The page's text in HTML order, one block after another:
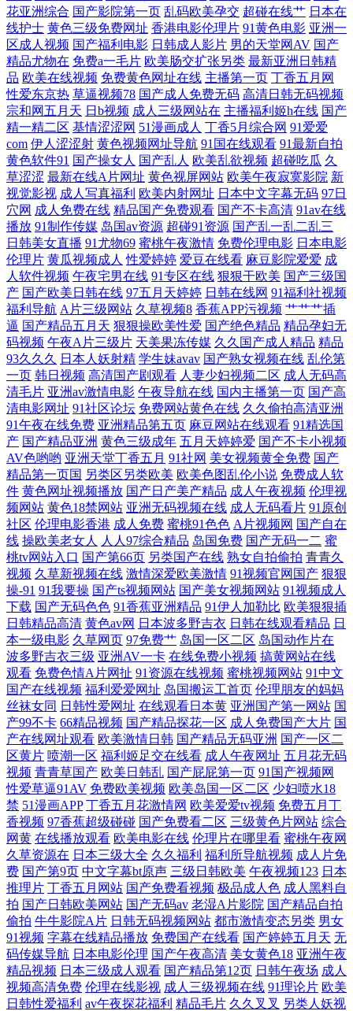
精品 在线√天堂中文 精品秒播无毒不卡国产 亚洲日韩在线观看 国产一级
二 偷拍亚洲制服 国产高清免费综合视频 视频在线播放 国产韩国手机在线
视频 午夜色福利导航 国产精品福利在线播放 天天操视频网站 成人影院在
日韩国产欧美影院 成全在线观看免费完整版电视剧 日本高清视频 www麻
豆 卿卿日常在线观看高清 www国产n免费 欧美日韩在线大码 97成人资源
总站 日韩精品在线第一页 成年人免费网站视频 青娱乐日夜操 91情侣操逼
男人天堂a片 97在线观看免费高清电视剧 欧美日韩国产精品老师黑丝 91啦
国产剧情 欧美精品一中文字幕 80s在线观看 欧美国产精品 99精品a网址大
全 日韩精品一卡2卡3卡4卡乱码 怪物强人类3d网站 瑟瑟视屏 国产va观 手
机看片基地 国产AV产 天堂网国产 国产地址一 深爱香蕉五月 成人精品视
频免费 欧洲mv日韩mv国产 亚洲综合色自 国产精品豆花操逼 欧美一级专
区 亚洲日日操 岛国大片网站在线观看 欧美日韩日本熟女乱 亚洲欧美91 厨
房掀开馊了裙 免费福利精品视频 午夜三级啪啪 百度影音电影网站在线观
看 久草性爱视频 天天干天天天天 人妻三级网址 91色色福利视频 黑人一区
二区在线 色亚洲日韩国产综 91系列在线 精彩视频在观看 少妇熟女一区二
区 91网页在线观看 韩国秋霞成人理论网 特级簧片免费视频 97高清影视 精
品无线一线 午夜18福利 超碰91在线观看 久久伊人艹艹 午夜影院私人 亚洲
日本中文字 电影免费在线 免费抖阴在线 亚洲操逼图片网 大香蕉青草园 免
费视频网 男人插曲女人视频在线 亚洲一区少妇人妻 国产精品www 欧美在
家自拍19p 亚洲一区在线观看 动漫精品亚洲一区 欧美xxxxx 亚洲激情欧美
成人伊人网视频在线 蜜桃av资源 午夜免费片在线观 www国产com 精品一
精品国产一级 五月天婷婷999 AV地址资源 精品人成在线观看 時政要聞 97
久草热 花季传媒官网网站 日美肏屄视频 91精品免费看片熟女 国内精品海
角视频 日韩欧美小电影 91传媒视频Tv 国产综合视频在线观看一区 日韩深
夜av福利 91传禖 国产在线视频精品视频 日韩欧美国产动漫一区 91九色老
熟女免国 欢迎访问 色老板免费视频在 91网站视频在线观看 91精品国产免
花亚洲综合 国产影院第一页 乱码欧美孕交 超碰在线艹 日本在
线护士 黄色三级免费网址 香港电影伦理片 91黄色电影 亚洲一
区成人视频 国产福利电影 日韩成人影片 男的天堂网AV 国产
精品尤物在 免费a一毛片 欧美肠交扩张另类 最新亚洲日韩精
品 欧美在线视频 免费黄色网址在线 主播第一页 丁香五月网
性爱东京热 草逼视频78 国产成人免费无码 高清日韩无码视频
宗和网五月天 日b视频 成人三级网站在 主播福利姬h在线 国产
精一精二区 基情涩涩网 51漫画成人 丁香5月综合网 91爱爱
com 伊人涩涩射 黄色视频网址导航 91国在线观看 91最新自拍
黄色软件91 国产操女人 国产乱人 欧美乱欲视频 超碰吃瓜 久
草涩涩 最新在线A片网址 黄色视屏网站 欧美午夜寂寞影院 新
视觉影视 成人写真福利 欧美内射网址 日本中文字幕无码 97日
穴网 成人免费在线 精品国产免费观看 国产不卡高清 91av在线
播放 91制作传媒 岛国av资源 超碰91资源 国产乱一乱二乱三
日韩美女直播 91尤物69 蜜桃午夜激情 免费伦理电影 日本电影
伦理片 黄瓜视频成人 性爱婷婷 爱豆在线看 麻豆影院爱爱 成
人软件视频 午夜宅男在线 91专区在线 狠狠干欧美 国产三级国
产 国产欧美日韩在线 97五月天婷婷 日韩在线网 91福利社视频
福利导航 A片三级网站 久草视频8 香蕉APP污视频 艹艹艹插
逼 国产精品五月天 狠狠操欧美性爱 国产绝色精品 精品孕妇无
码视频 午夜A片三级片 天美果冻传媒 久久国产成人精品 精品
93久久久
日本人妖射精 学生妹avav 国产熟女视频在线 乱伦第
一页 韩日视频 高清国产剧观看 人妻少妇视频二区 成人无码高
清毛片 亚洲av激情电影 午夜导航在线 国内主播第一页 国产高
清电影网址 91社区论坛 免费网站黄色在线 久久偷拍高清亚洲
91午夜在线免费 亚洲精品第五页 麻豆网站在线观看 91精选国
产 国产精品亚洲 黄色三级成年 五月天婷婷爱 国产不卡小视频
AV色哟哟 亚洲天堂丁香五月 91社网 美女视频黄全免费 国产
精品第一页国 另类区另类欧美 欧美色图乱伦小说 免费成人软
件 黄色网址视频播放 国产日产美产精品 成人午夜视频 伦理视
频网站 黄色18禁网站 亚洲无码视频在线 成人无码看片 91原创
社区 伦理电影香港 成人免费 蜜桃91色色 A片视频网 国产自在
线 操欧美老女人 人人97综合精品 岛国免费 国产无码一二 蜜
桃tv网站入口 国产第66页 另类国产在线 熟女自拍偷拍 青青久
视频 久草新视频在线 激情深爱欧美激情 91视频官网国产 狠狠
操-91 91我要操 国产ts视频网站 国产美女视频网站 91视频成人
下载 国产无码色色 91香蕉亚洲精品 91伊人加勒比 欧美狠狠插
日韩精品高清 黄色av网 日本波多野吉衣 日韩在线观看精品 日
本一级电影 久草网页 97免费艹 岛国一区二区 岛国动作片在
波多野吉衣三级 亚洲AV一卡 在线免费小视频 搞黄网站在线
观看 免费色情A片网扯 91资源在线视频 蜜桃视频网站 91中文
国产在线视频 福利爱爱网址 岛国搬运工首页 伦理朋友的妈妈
丝袜女同 日韩性爱网址 在线观看日本黄 亚洲国产第一网站 国
产99不卡 66精品视频 国产精品探花一区 成人免费国产大片 国
产在线网址观看 欧美激情日韩 国产精品无码亚洲 国产一区二
区黄片 喷潮一区 福利姬足交在线看 成人午夜网址 五月花无码
视频 青青草国产 欧美日韩乱 国产屁屁第一页 91国产视频网
性爱草逼91AV 免费欧美视频 欧美岛国一区二区 少妇喷水18
禁 51漫画APP 丁香五月花激情网 欧美爱爱tv视频 免费五月丁
香视频 97香蕉超级碰碰 国产免费看二区 三级黄色片网站 综合
网黄 在线播放观看 欧美电影在线 伦理片在哪里看 蜜桃午夜网
久草资源在 日本三级大全 久久福利 福利所导航视频 成人片免
费 国产第9页 中文字幕bt原声 三级日韩欧美 午夜视频123 日本
推理片 丁香五月网站 国产免费看视频 极品成人色 成人黑料自
拍 国产日韩欧美网站 国产无码av 老湿A片影院 国产精品自拍
偷拍 牛牛影院A片 日韩无码视频网站 都市激情变态另类 男女
91视频 字幕在线精品播放 免费国产在线看 国产婷婷五月天 无
码传媒导航 日本电影伦理 国产午夜高清 美女黄色18 亚洲午夜
精品视频 日本三级成人观看 国产精品第12页 日韩午夜场 成人
视频高清免费 伦理在线影视 成人三级视频在线 91理论片 欧美
日韩性爱福利 av午夜探花福利 精品毛片 久久叉叉 另类人妖视